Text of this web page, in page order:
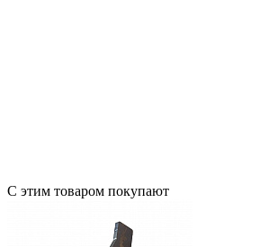
С этим товаром покупают